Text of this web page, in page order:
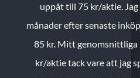
uppåt till 75 kr/aktie.
månader efter senaste
85 kr. Mitt genomsnittliga
kr/aktie tack vare att jag